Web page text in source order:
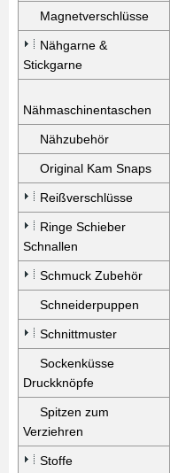
Magnetverschlüsse
Nähgarne &
Stickgarne
Nähmaschinentaschen
Nähzubehör
Original Kam Snaps
Reißverschlüsse
Ringe Schieber
Schnallen
Schmuck Zubehör
Schneiderpuppen
Schnittmuster
Sockenküsse
Druckknöpfe
Spitzen zum
Verziehren
Stoffe